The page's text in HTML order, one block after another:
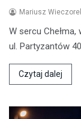
Mariusz
W sercu Chełma,
ul. Partyzantów
Czytaj dalej